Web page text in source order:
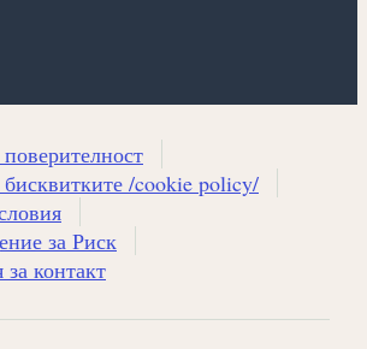
/cookie policy/
за Риск
контакт